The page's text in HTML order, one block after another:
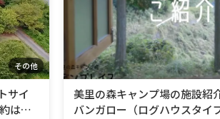
その他
サイ
は👉
美里の森キャンプ場の施設紹
バンガロー（ログハウスタイ